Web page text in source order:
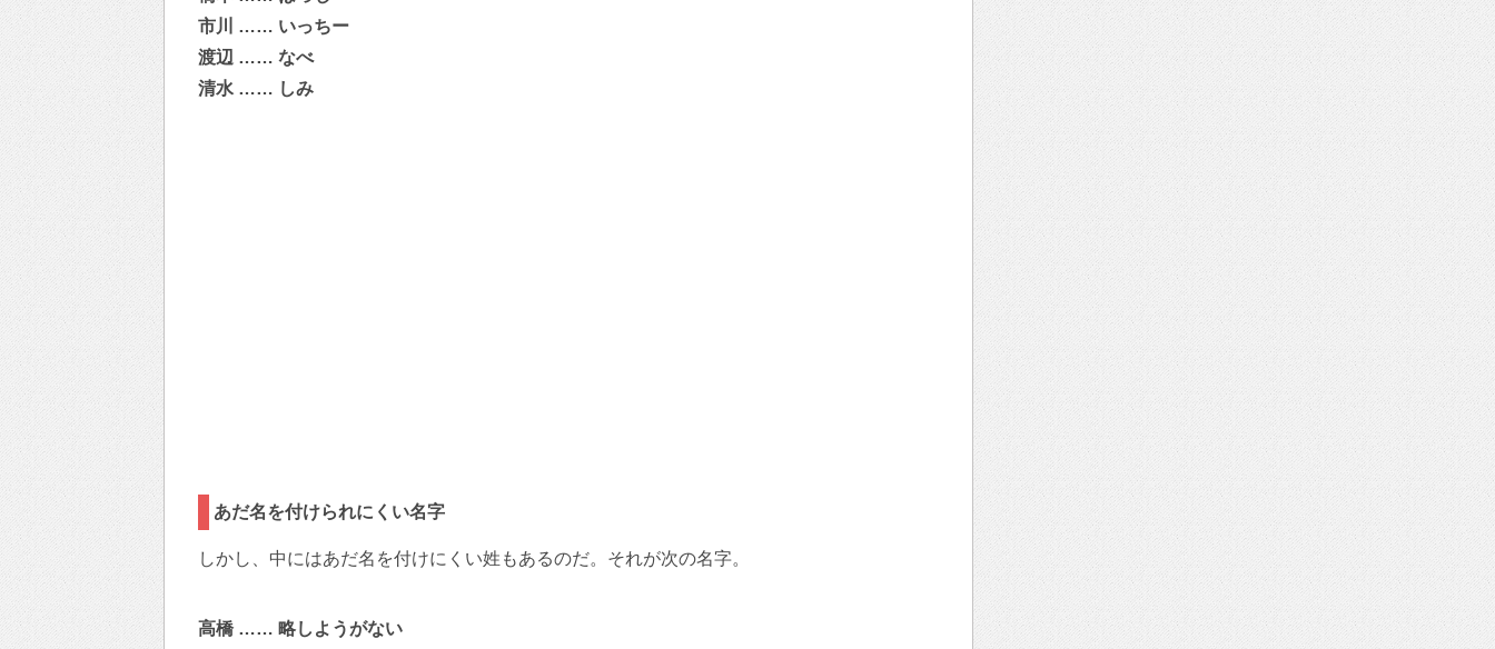
市川 …… いっちー
渡辺 …… なべ
清水 …… しみ
あだ名を付けられにくい名字
しかし、中にはあだ名を付けにくい姓もあるのだ。それが次の名字。
高橋 …… 略しようがない